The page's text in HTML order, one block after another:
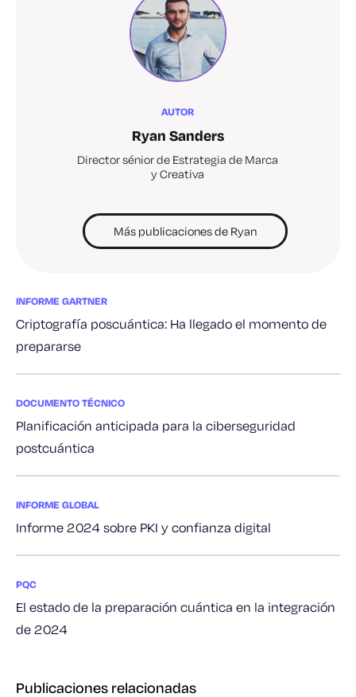
AUTOR
Ryan Sanders
Director sénior de Estrategia de Marca
y Creativa
Más publicaciones de Ryan
INFORME GARTNER
Criptografía poscuántica: Ha llegado el momento de
prepararse
DOCUMENTO TÉCNICO
Planificación anticipada para la ciberseguridad
postcuántica
INFORME GLOBAL
Informe 2024 sobre PKI y confianza digital
PQC
El estado de la preparación cuántica en la integración
de 2024
Publicaciones relacionadas